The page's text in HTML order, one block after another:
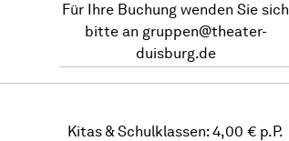
Für Ihre Buchung wenden Sie sich
bitte an gruppen@theater-
duisburg.de
Kitas & Schulklassen: 4,00 € p.P.